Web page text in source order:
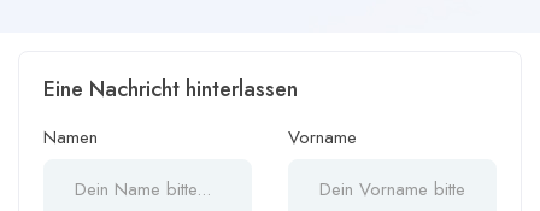
Eine Nachricht hinterlassen
Namen Vorname